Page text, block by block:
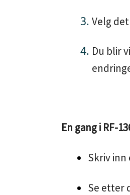
Velg
Du blir
En gang i RF-
Skriv
Se etter